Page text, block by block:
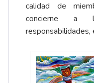
calidad de
concierne a